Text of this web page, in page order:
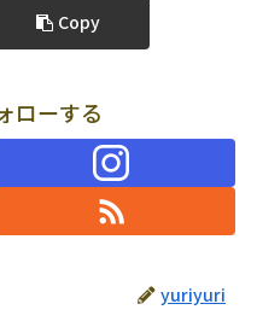
Copy
ローする
yuriyuri